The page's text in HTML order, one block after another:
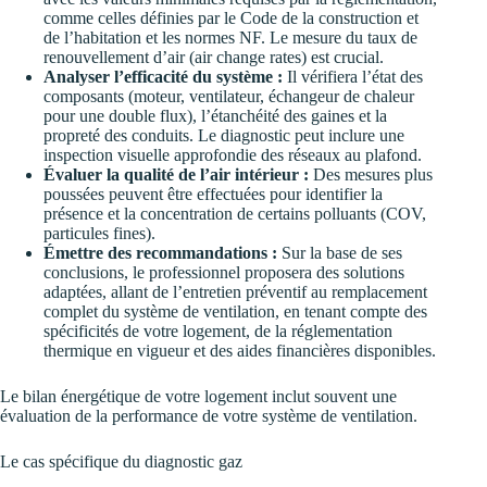
comme celles définies par le Code de la construction et
de l’habitation et les normes NF. Le mesure du taux de
renouvellement d’air (air change rates) est crucial.
Analyser l’efficacité du système : Il vérifiera l’état des
composants (moteur, ventilateur, échangeur de chaleur
pour une double flux), l’étanchéité des gaines et la
propreté des conduits. Le diagnostic peut inclure une
inspection visuelle approfondie des réseaux au plafond.
Évaluer la qualité de l’air intérieur : Des mesures plus
poussées peuvent être effectuées pour identifier la
présence et la concentration de certains polluants (COV,
particules fines).
Émettre des recommandations : Sur la base de ses
conclusions, le professionnel proposera des solutions
adaptées, allant de l’entretien préventif au remplacement
complet du système de ventilation, en tenant compte des
spécificités de votre logement, de la réglementation
thermique en vigueur et des aides financières disponibles.
Le bilan énergétique de votre logement inclut souvent une
évaluation de la performance de votre système de ventilation.
Le cas spécifique du diagnostic gaz